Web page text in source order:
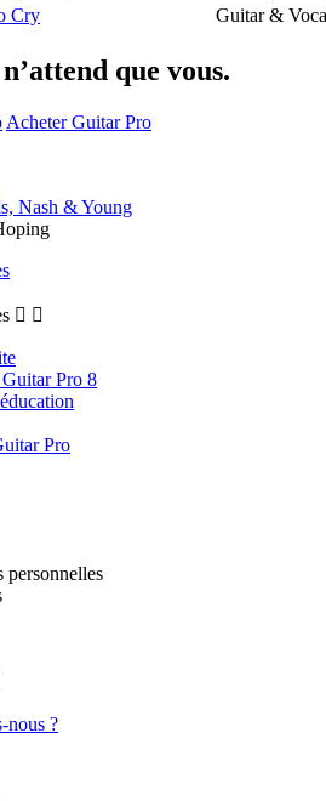
Cry
Guitar &
que vous.
Acheter Guitar Pro
Nash & Young
 
Pro 8
Pro
personnelles
nous ?